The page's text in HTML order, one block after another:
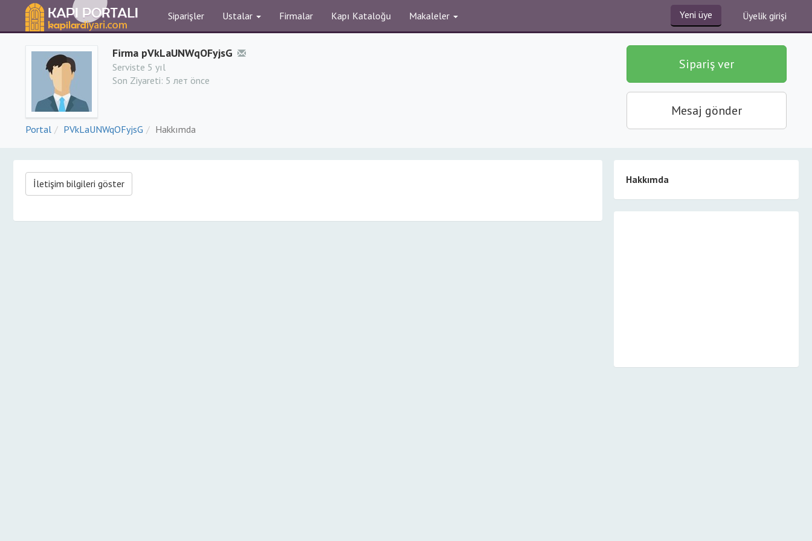
Siparişler Ustalar Firmalar Kapı Kataloğu Makaleler Yeni üye Üyelik girişi
Firma pVkLaUNWqOFyjsG
Serviste 5 yıl
Son Ziyareti: 5 лет önce
Portal PVkLaUNWqOFyjsG Hakkımda
Sipariş ver
Mesaj gönder
İletişim bilgileri göster Hakkımda